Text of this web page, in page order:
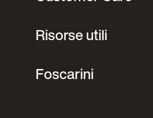
Risorse utili
Foscarini